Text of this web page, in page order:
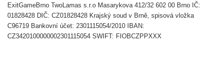
ExitGameBrno TwoLamas s.r.o Masarykova 412/32 602 00 Brno IČ:
01828428 DIČ: CZ01828428 Krajský soud v Brně, spisová vložka
C96719 Bankovní účet: 2301115054/2010 IBAN:
CZ3420100000002301115054 SWIFT: FIOBCZPPXXX